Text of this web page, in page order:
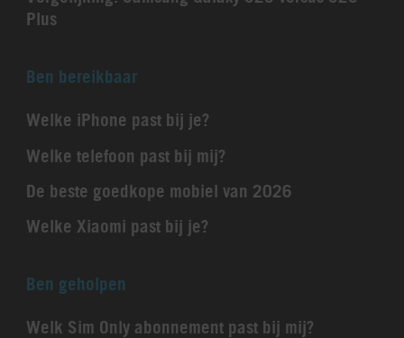
Plus
Ben bereikbaar
Welke iPhone past bij je?
Welke telefoon past bij mij?
De beste goedkope mobiel van 2026
Welke Xiaomi past bij je?
Ben geholpen
Welk Sim Only abonnement past bij mij?